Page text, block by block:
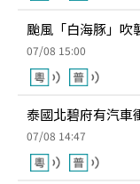
颱風「白海豚」吹
07/08 15:00
泰國北碧府有汽車
07/08 14:47